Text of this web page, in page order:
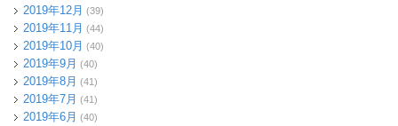
2019年12月 (39)
2019年11月 (44)
2019年10月 (40)
2019年9月 (40)
2019年8月 (41)
2019年7月 (41)
2019年6月 (40)